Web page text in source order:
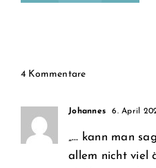
4 Kommentare
Johannes 6. April
„… kann man
allem nicht viel